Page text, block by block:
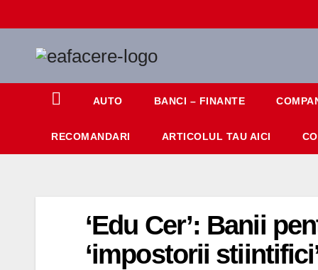
to
AUTO BANCI – FINANTE
RECOMANDARI ARTICOLUL TAU AICI
‘Edu Cer’: Banii
‘impostorii